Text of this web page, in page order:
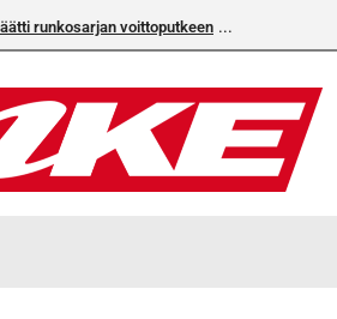
runkosarjan voittoputkeen